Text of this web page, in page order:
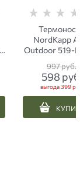
NordKapp
Outdoor 519-
997 руб.
598
выгода399